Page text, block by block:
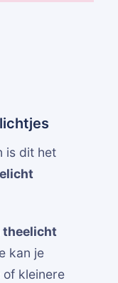
is dit het
theelicht
kan je
kleinere